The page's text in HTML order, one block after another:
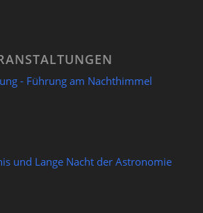
- Führung am Nachthimmel
und Lange Nacht der Astronomie